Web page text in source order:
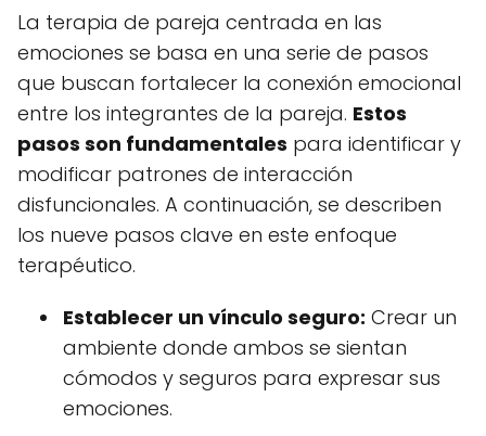
La terapia de pareja centrada en las
emociones se basa en una serie de pasos
que buscan fortalecer la conexión emocional
entre los integrantes de la pareja. Estos
pasos son fundamentales para identificar y
modificar patrones de interacción
disfuncionales. A continuación, se describen
los nueve pasos clave en este enfoque
terapéutico.
Establecer un vínculo seguro: Crear un
ambiente donde ambos se sientan
cómodos y seguros para expresar sus
emociones.